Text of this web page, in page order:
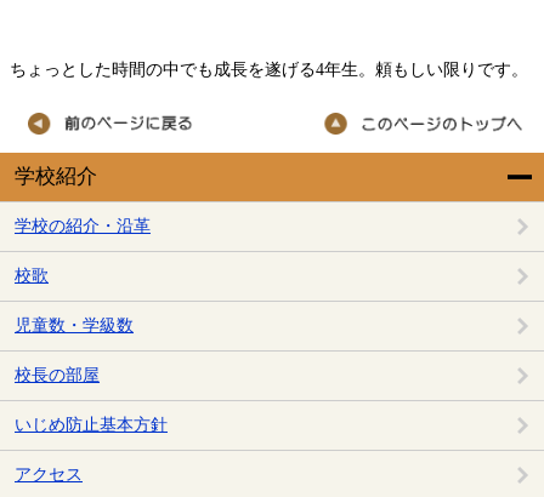
学校紹介
学校の紹介・沿革
校歌
児童数・学級数
校長の部屋
いじめ防止基本方針
アクセス
ちょっとした時間の中でも成長を遂げる4年生。頼もしい限りです。